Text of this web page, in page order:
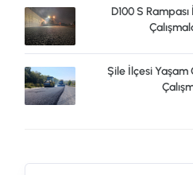
D100 S
Şile İlçesi